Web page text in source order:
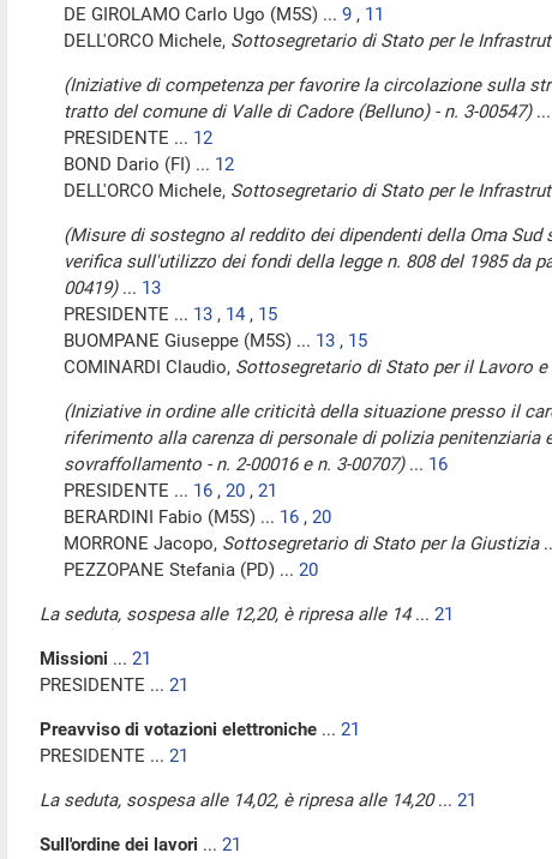
DE GIROLAMO Carlo Ugo (M5S) ... 9 , 11
DELL'ORCO Michele, Sottosegretario di Stato per le
(Iniziative di competenza per favorire la circolazione sulla
tratto del comune di Valle di Cadore (Belluno) - n. 3-00547)
PRESIDENTE ... 12
BOND Dario (FI) ... 12
DELL'ORCO Michele, Sottosegretario di Stato per le
(Misure di sostegno al reddito dei dipendenti della Oma Sud
verifica sull'utilizzo dei fondi della legge n. 808 del 1985 da
00419)... 13
PRESIDENTE ... 13 , 14 , 15
BUOMPANE Giuseppe (M5S) ... 13 , 15
COMINARDI Claudio, Sottosegretario di Stato per il Lavoro
(Iniziative in ordine alle criticità della situazione presso il
riferimento alla carenza di personale di polizia penitenziaria
sovraffollamento - n. 2-00016 e n. 3-00707)... 16
PRESIDENTE ... 16 , 20 , 21
BERARDINI Fabio (M5S) ... 16 , 20
MORRONE Jacopo, Sottosegretario di Stato per la Giustizia
PEZZOPANE Stefania (PD) ... 20
La seduta, sospesa alle 12,20, è ripresa alle 14... 21
Missioni ... 21
PRESIDENTE ... 21
Preavviso di votazioni elettroniche ... 21
PRESIDENTE ... 21
La seduta, sospesa alle 14,02, è ripresa alle 14,20... 21
Sull'ordine dei lavori ... 21